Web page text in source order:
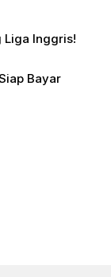
Liga Inggris!
Bayar